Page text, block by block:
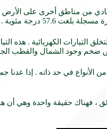
من مناطق أخرى على الأرض .
درجة مئوية .
التيارات الكهربائية . هذه
في حد ذاته . إذا عدنا
حقيقة واحدة وهي أن